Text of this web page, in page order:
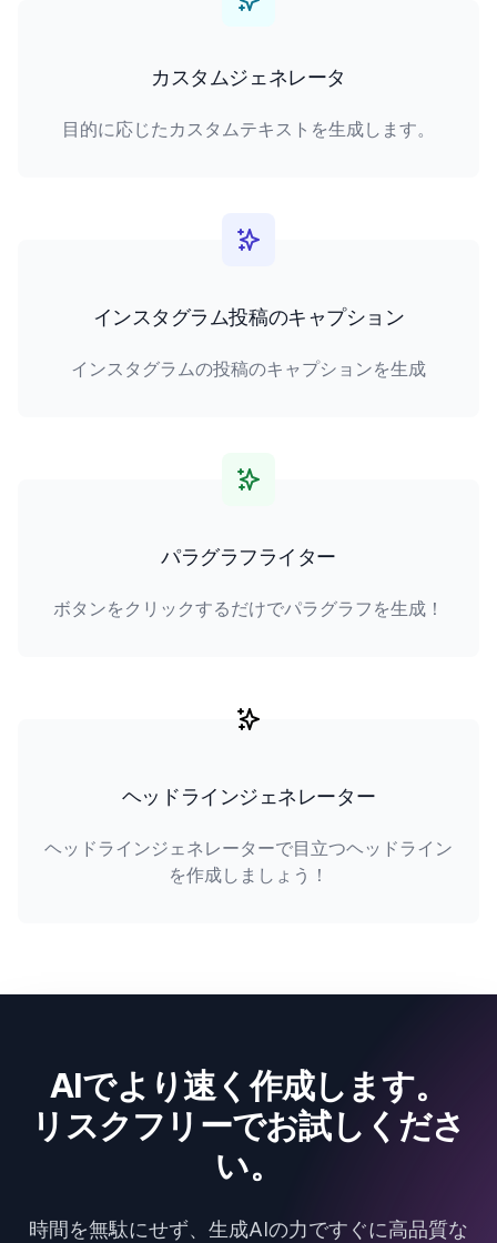
カスタムジェネレータ
目的に応じたカスタムテキストを生成します。
インスタグラム投稿のキャプション
インスタグラムの投稿のキャプションを生成
パラグラフライター
ボタンをクリックするだけでパラグラフを生成！
ヘッドラインジェネレーター
ヘッドラインジェネレーターで目立つヘッドライン
を作成しましょう！
AIでより速く作成します。
リスクフリーでお試しくださ
い。
時間を無駄にせず、生成AIの力ですぐに高品質な